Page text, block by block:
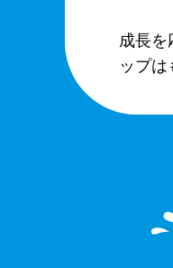
成長を
ップは